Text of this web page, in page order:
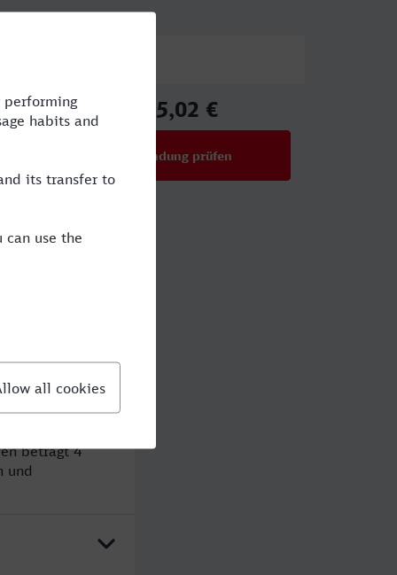
45,02 €
Verbindung prüfen
beträgt 4
und